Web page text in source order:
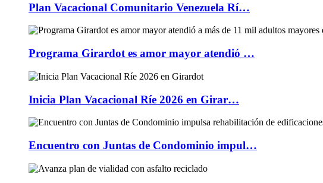
Plan Vacacional Comunitario Venezuela Rí…
Programa Girardot es amor mayor atendió …
Inicia Plan Vacacional Ríe 2026 en Girar…
Encuentro con Juntas de Condominio impul…